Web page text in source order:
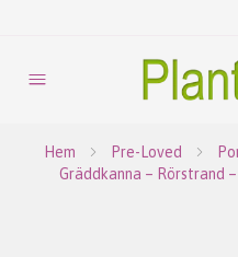
Hem Pre-Loved
Gräddkanna – Rörstrand